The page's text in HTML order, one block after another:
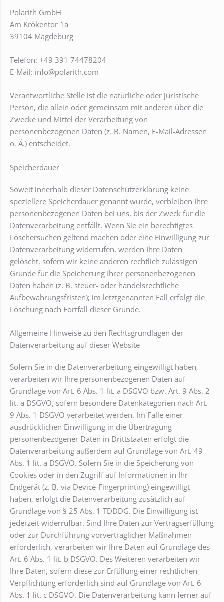
Polarith GmbH
Am Krökentor 1a
39104 Magdeburg
Telefon: +49 391 74478204
E-Mail: info@polarith.com
Verantwortliche Stelle ist die natürliche oder juristische
Person, die allein oder gemeinsam mit anderen über die
Zwecke und Mittel der Verarbeitung von
personenbezogenen Daten (z. B. Namen, E-Mail-Adressen
o. Ä.) entscheidet.
Speicherdauer
Soweit innerhalb dieser Datenschutzerklärung keine
speziellere Speicherdauer genannt wurde, verbleiben Ihre
personenbezogenen Daten bei uns, bis der Zweck für die
Datenverarbeitung entfällt. Wenn Sie ein berechtigtes
Löschersuchen geltend machen oder eine Einwilligung zur
Datenverarbeitung widerrufen, werden Ihre Daten
gelöscht, sofern wir keine anderen rechtlich zulässigen
Gründe für die Speicherung Ihrer personenbezogenen
Daten haben (z. B. steuer- oder handelsrechtliche
Aufbewahrungsfristen); im letztgenannten Fall erfolgt die
Löschung nach Fortfall dieser Gründe.
Allgemeine Hinweise zu den Rechtsgrundlagen der
Datenverarbeitung auf dieser Website
Sofern Sie in die Datenverarbeitung eingewilligt haben,
verarbeiten wir Ihre personenbezogenen Daten auf
Grundlage von Art. 6 Abs. 1 lit. a DSGVO bzw. Art. 9 Abs. 2
lit. a DSGVO, sofern besondere Datenkategorien nach Art.
9 Abs. 1 DSGVO verarbeitet werden. Im Falle einer
ausdrücklichen Einwilligung in die Übertragung
personenbezogener Daten in Drittstaaten erfolgt die
Datenverarbeitung außerdem auf Grundlage von Art. 49
Abs. 1 lit. a DSGVO. Sofern Sie in die Speicherung von
Cookies oder in den Zugriff auf Informationen in Ihr
Endgerät (z. B. via Device-Fingerprinting) eingewilligt
haben, erfolgt die Datenverarbeitung zusätzlich auf
Grundlage von § 25 Abs. 1 TDDDG. Die Einwilligung ist
jederzeit widerrufbar. Sind Ihre Daten zur Vertragserfüllung
oder zur Durchführung vorvertraglicher Maßnahmen
erforderlich, verarbeiten wir Ihre Daten auf Grundlage des
Art. 6 Abs. 1 lit. b DSGVO. Des Weiteren verarbeiten wir
Ihre Daten, sofern diese zur Erfüllung einer rechtlichen
Verpflichtung erforderlich sind auf Grundlage von Art. 6
Abs. 1 lit. c DSGVO. Die Datenverarbeitung kann ferner auf